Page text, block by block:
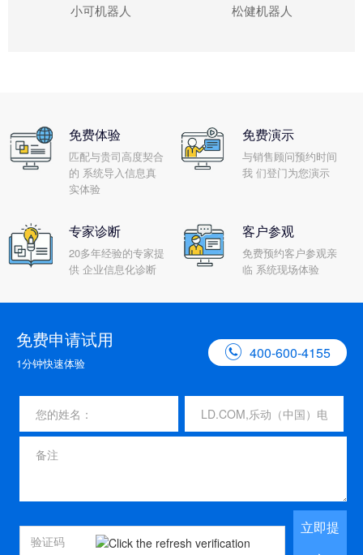
小可机器人 松健机器人
免费体验
匹配与贵司高度契合
的 系统导入信息真
实体验
免费演示
与销售顾问预约时间
我 们登门为您演示
专家诊断
20多年经验的专家提
供 企业信息化诊断
客户参观
免费预约客户参观亲
临 系统现场体验
免费申请试用
1分钟快速体验
 400-600-4155
立即提